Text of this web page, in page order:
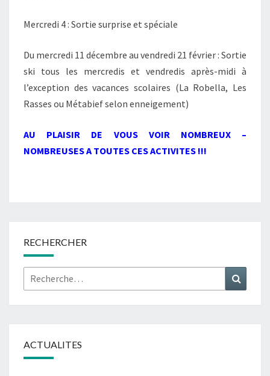
Mercredi 4 : Sortie surprise et spéciale
Du mercredi 11 décembre au vendredi 21 février : Sortie
ski tous les mercredis et vendredis après-midi à
l’exception des vacances scolaires (La Robella, Les
Rasses ou Métabief selon enneigement)
AU PLAISIR DE VOUS VOIR NOMBREUX –
NOMBREUSES A TOUTES CES ACTIVITES !!!
RECHERCHER
Rechercher :
ACTUALITES